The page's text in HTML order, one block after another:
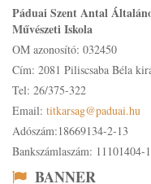
Páduai Szent Antal
Művészeti Iskola
OM azonosító: 032450
Cím: 2081 Piliscsaba Béla
Tel: 26/375-322
Email: titkarsag@paduai.hu
Adószám:18669134-2-13
Bankszámlaszám: 11101404-
BANNER